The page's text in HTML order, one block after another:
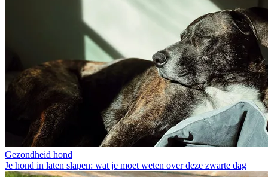
Gezondheid hond
Je hond in laten slapen: wat je moet weten over deze zwarte dag